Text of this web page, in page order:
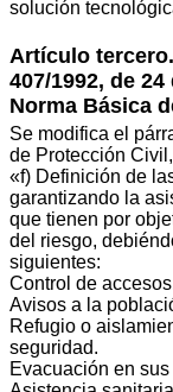
solución
Artículo
407/1992, de
Norma Básica
Se modifica el
de Protección
«f) Definición de
garantizando la
que tienen por
del riesgo,
siguientes:
Control de
Avisos a la
Refugio o
seguridad.
Evacuación en